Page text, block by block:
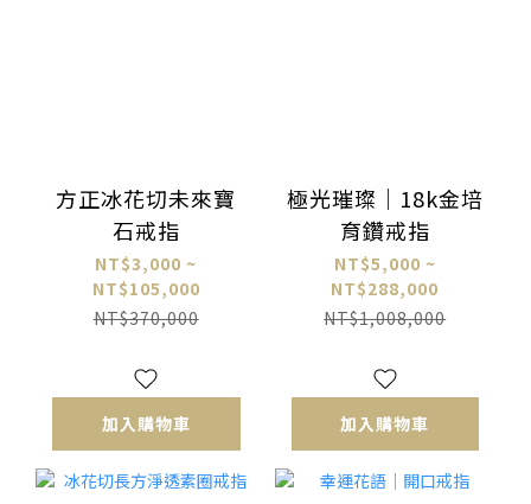
方正冰花切未來寶
石戒指
NT$3,000 ~
NT$105,000
NT$370,000
加入購物車
極光璀璨｜18k金培
育鑽戒指
NT$5,000 ~
NT$288,000
NT$1,008,000
加入購物車